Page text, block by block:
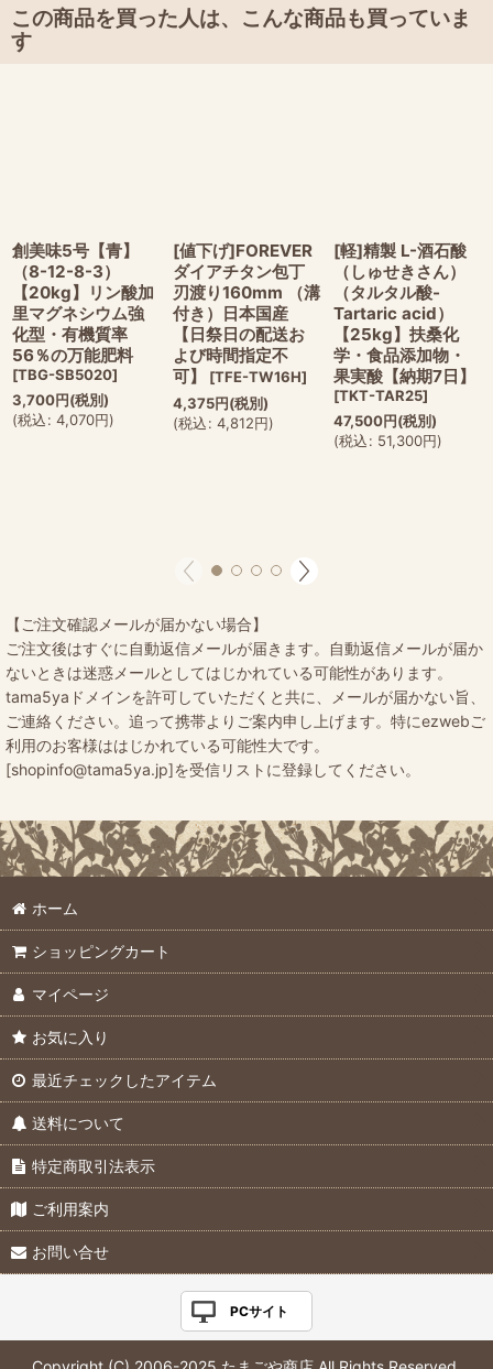
この商品を買った人は、こんな商品も買っていま
す
創美味5号【青】
（8-12-8-3）
【20kg】リン酸加
里マグネシウム強
化型・有機質率
56％の万能肥料
[TBG-SB5020]
3,700円(税別)
(税込: 4,070円)
[値下げ]FOREVER
ダイアチタン包丁
刃渡り160mm （溝
付き）日本国産
【日祭日の配送お
よび時間指定不
可】
[TFE-TW16H]
4,375円(税別)
(税込: 4,812円)
[軽]精製 L-酒石酸
（しゅせきさん）
（タルタル酸-
Tartaric acid）
【25kg】扶桑化
学・食品添加物・
果実酸【納期7日】
[TKT-TAR25]
47,500円(税別)
(税込: 51,300円)
【ご注文確認メールが届かない場合】
ご注文後はすぐに自動返信メールが届きます。自動返信メールが届か
ないときは迷惑メールとしてはじかれている可能性があります。
tama5yaドメインを許可していただくと共に、メールが届かない旨、
ご連絡ください。追って携帯よりご案内申し上げます。特にezwebご
利用のお客様ははじかれている可能性大です。
[shopinfo@tama5ya.jp]を受信リストに登録してください。
ホーム
ショッピングカート
マイページ
お気に入り
最近チェックしたアイテム
送料について
特定商取引法表示
ご利用案内
お問い合せ
PCサイト